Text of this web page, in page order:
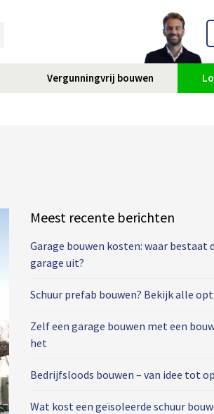
Vergunningvrij bouwen
Meest recente berichten
Garage bouwen kosten: waar bestaat
garage uit?
Schuur prefab bouwen? Bekijk alle
Zelf een garage bouwen met een
het
Bedrijfsloods bouwen – van idee tot
Wat kost een geïsoleerde schuur